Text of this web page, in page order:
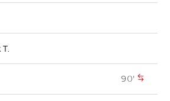
90'